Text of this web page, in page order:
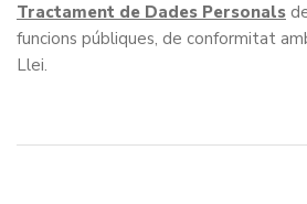
Tractament de Dades Personals
funcions públiques, de conformitat
Llei.